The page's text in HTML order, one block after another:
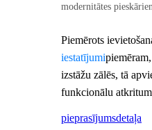
modernitātes
Piemērots
iestatījumi
izstāžu zālēs, tā
funkcionālu
pieprasījumsdetaļa